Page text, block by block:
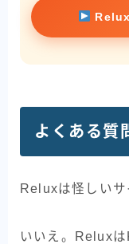
よくある質
Reluxは怪しいサ
いいえ。Relux